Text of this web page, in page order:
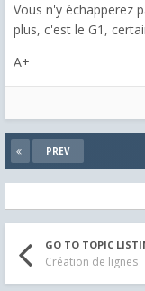
Vous n'y échapperez
plus, c'est le G1,
A+
PREV
GO TO TOPIC
Création de lignes